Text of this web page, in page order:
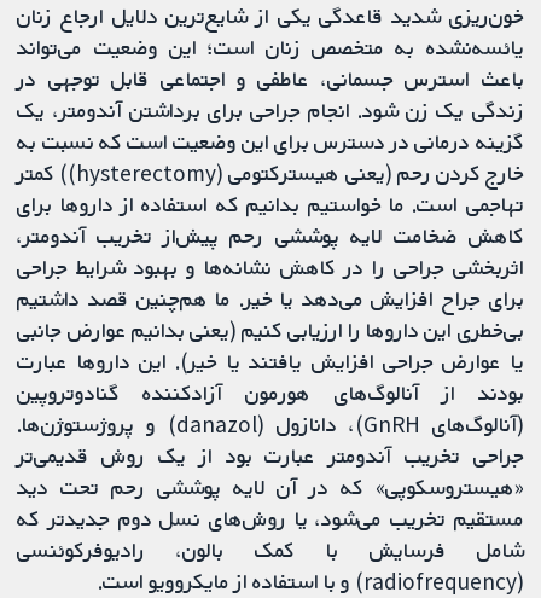
خون‌ریزی شدید قاعدگی یکی از شایع‌ترین دلایل ارجاع زنان
یائسه‌نشده به متخصص زنان است؛ این وضعیت می‌تواند
باعث استرس جسمانی، عاطفی و اجتماعی قابل توجهی در
زندگی یک زن شود. انجام جراحی برای برداشتن آندومتر، یک
گزینه درمانی در دسترس برای این وضعیت است که نسبت به
خارج کردن رحم (یعنی هیسترکتومی (hysterectomy)) کمتر
تهاجمی است. ما خواستیم بدانیم که استفاده از داروها برای
کاهش ضخامت لایه پوششی رحم پیش‌از تخریب آندومتر،
اثربخشی جراحی را در کاهش نشانه‌ها و بهبود شرایط جراحی
برای جراح افزایش می‌دهد یا خیر. ما هم‌چنین قصد داشتیم
بی‌خطری این داروها را ارزیابی کنیم (یعنی بدانیم عوارض جانبی
یا عوارض جراحی افزایش یافتند یا خیر). این داروها عبارت
بودند از آنالوگ‌های هورمون آزادکننده گنادوتروپین
(آنالوگ‌های GnRH)، دانازول (danazol) و پروژستوژن‌ها.
جراحی تخریب آندومتر عبارت بود از یک روش قدیمی‌تر
«هیستروسکوپی» که در آن لایه پوششی رحم تحت دید
مستقیم تخریب می‌شود، یا روش‌های نسل دوم جدیدتر که
شامل فرسایش با کمک بالون، رادیوفرکوئنسی
(radiofrequency) و با استفاده از مایکروویو است.